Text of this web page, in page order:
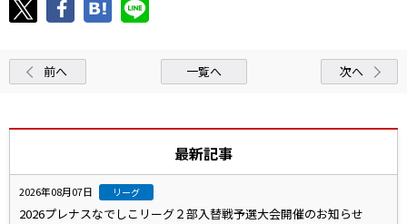
前へ 一覧へ 次へ
最新記事
2026年08月07日 リーグ
2026プレナスなでしこリーグ２部入替戦予選大会開催のお知らせ